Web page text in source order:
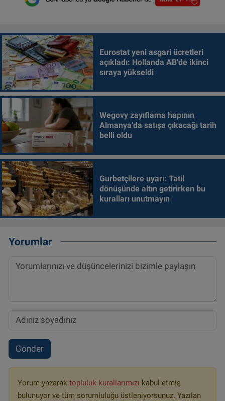
Eurostat yeni asgari ücretleri
açıkladı: Hollanda AB'de ikinci
sıraya yükseldi
Wegovy zayıflama hapının
Almanya’da satışa çıkacağı tarih
belli oldu
Gurbetçilere uyarı: Tatil
dönüşünde altın getirirken bu
kuralları unutmayın
Yorumlar
Gönder
Yorum yazarak topluluk kurallarımızı kabul etmiş
bulunuyor ve tüm sorumluluğu üstleniyorsunuz. Yazılan